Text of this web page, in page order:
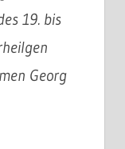
19. bis
Georg